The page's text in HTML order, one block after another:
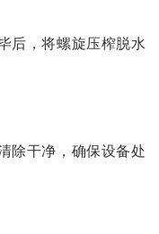
后，将螺旋压榨脱水
除干净，确保设备处